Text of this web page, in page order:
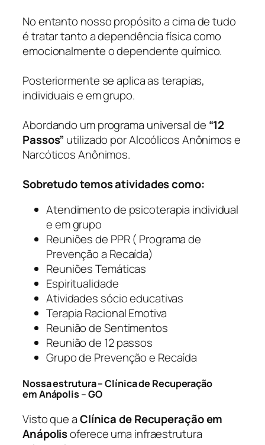
No entanto nosso propósito a cima de tudo
é tratar tanto a dependência física como
emocionalmente o dependente químico.
Posteriormente se aplica as terapias,
individuais e em grupo.
Abordando um programa universal de “12
Passos” utilizado por Alcoólicos Anônimos e
Narcóticos Anônimos.
Sobretudo temos atividades como:
Atendimento de psicoterapia individual
e em grupo
Reuniões de PPR ( Programa de
Prevenção a Recaída)
Reuniões Temáticas
Espiritualidade
Atividades sócio educativas
Terapia Racional Emotiva
Reunião de Sentimentos
Reunião de 12 passos
Grupo de Prevenção e Recaída
Nossa estrutura – Clínica de Recuperação
em Anápolis –GO
Visto que aClínica de Recuperação em
Anápolisoferece uma infraestrutura